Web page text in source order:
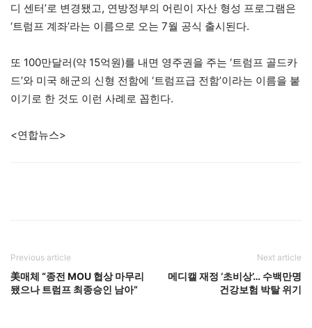
디 센터’로 변경됐고, 연방정부의 어린이 자산 형성 프로그램은
‘트럼프 계좌’라는 이름으로 오는 7월 공식 출시된다.
또 100만달러(약 15억원)를 내면 영주권을 주는 ‘트럼프 골드카
드’와 미국 해군의 신형 전함에 ‘트럼프급 전함’이라는 이름을 붙
이기로 한 것도 이런 사례로 꼽힌다.
<연합뉴스>
Previous article
美매체 “종전 MOU 협상 마무리
됐으나 트럼프 최종승인 남아”
Next article
메디캘 재정 ‘초비상’… 수백만명
건강보험 박탈 위기